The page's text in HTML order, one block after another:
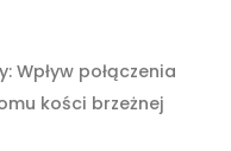
Wpływ połączenia
kości brzeżnej